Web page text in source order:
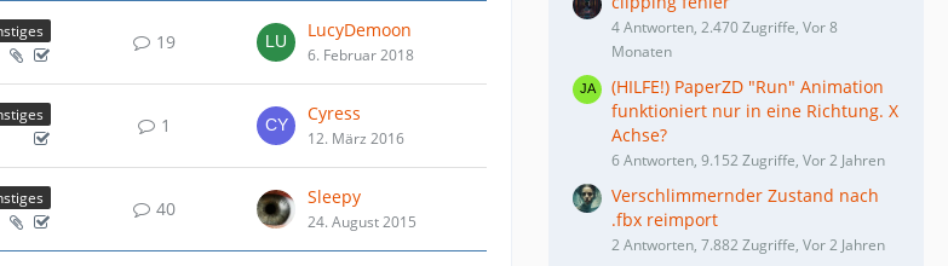
19
LucyDemoon
6. Februar 2018
1
Cyress
12. März 2016
40
Sleepy
24. August 2015
4 Antworten, 2.470 Zugriffe, Vor 8
Monaten
(HILFE!) PaperZD "Run" Animation
funktioniert nur in eine Richtung. X
Achse?
6 Antworten, 9.152 Zugriffe, Vor 2 Jahren
Verschlimmernder Zustand nach
.fbx reimport
2 Antworten, 7.882 Zugriffe, Vor 2 Jahren